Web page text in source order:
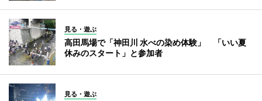
見る・遊ぶ
高田馬場で「神田川 水べの染め体験」 「いい夏
休みのスタート」と参加者
見る・遊ぶ